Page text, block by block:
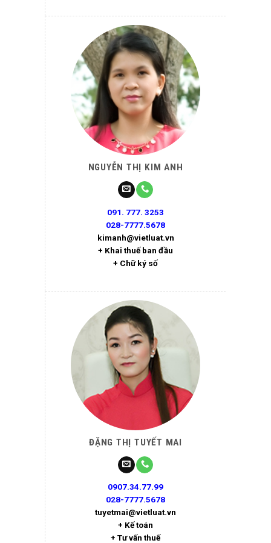
NGUYỄN THỊ KIM ANH
091. 777. 3253
028-7777.5678
kimanh@vietluat.vn
+ Khai thuế ban đầu
+ Chữ ký số
ĐẶNG THỊ TUYẾT MAI
0907.34.77.99
028-7777.5678
tuyetmai@vietluat.vn
+ Kế toán
+ Tư vấn thuế